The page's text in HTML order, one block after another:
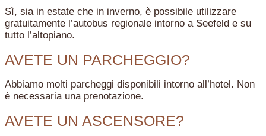
Sì, sia in estate che in inverno, è possibile utilizzare
gratuitamente l’autobus regionale intorno a Seefeld e su
tutto l’altopiano.
AVETE UN PARCHEGGIO?
Abbiamo molti parcheggi disponibili intorno all’hotel. Non
è necessaria una prenotazione.
AVETE UN ASCENSORE?